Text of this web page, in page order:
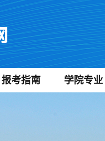
报考指南 学院专业